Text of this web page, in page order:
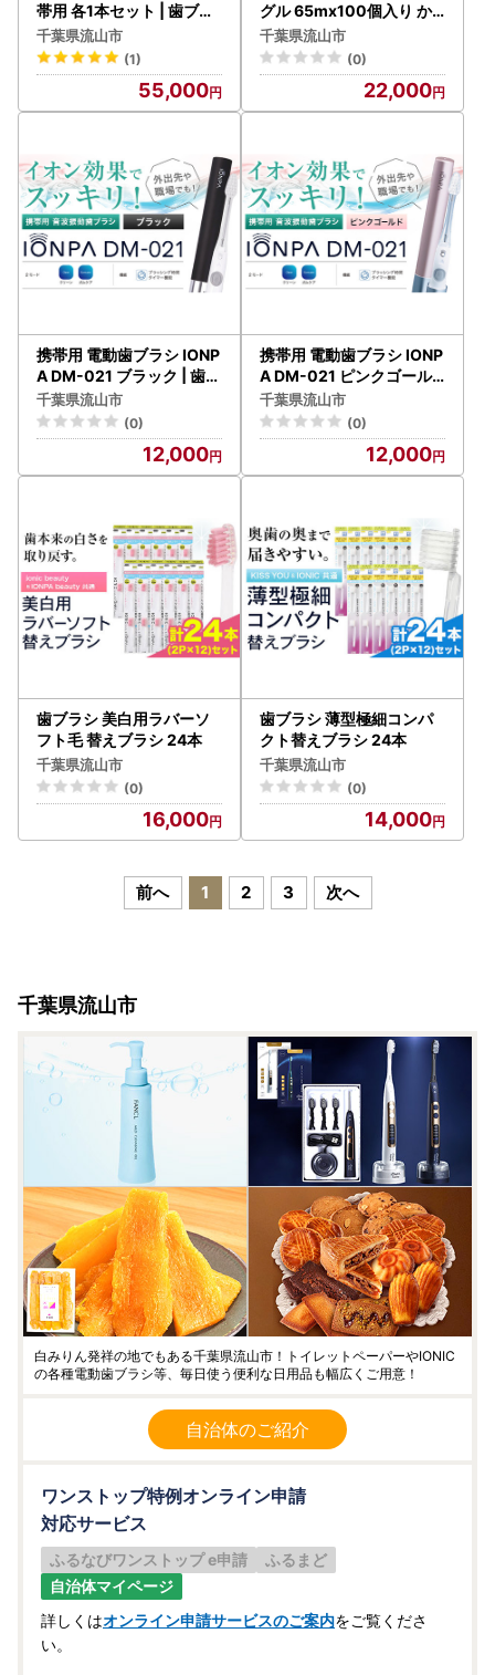
帯用 各1本セット | 歯ブラ
シ
千葉県流山市
(1)
55,000
グル 65mx100個入り か
たぐるま
千葉県流山市
(0)
22,000
携帯用 電動歯ブラシ IONP
A DM-021 ブラック | 歯ブ
ラシ
千葉県流山市
(0)
12,000
携帯用 電動歯ブラシ IONP
A DM-021 ピンクゴール
ド | 歯ブラシ
千葉県流山市
(0)
12,000
歯ブラシ 美白用ラバーソ
フト毛 替えブラシ 24本
千葉県流山市
(0)
16,000
歯ブラシ 薄型極細コンパ
クト替えブラシ 24本
千葉県流山市
(0)
14,000
前へ 1 2 3 次へ
千葉県流山市
白みりん発祥の地でもある千葉県流山市！トイレットペーパーやIONIC
の各種電動歯ブラシ等、毎日使う便利な日用品も幅広くご用意！
自治体のご紹介
ワンストップ特例オンライン申請
対応サービス
ふるなびワンストップ e申請
ふるまど
自治体マイページ
詳しくはオンライン申請サービスのご案内をご覧くださ
い。